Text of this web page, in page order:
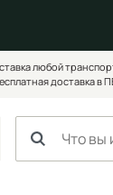
любой
доставка в